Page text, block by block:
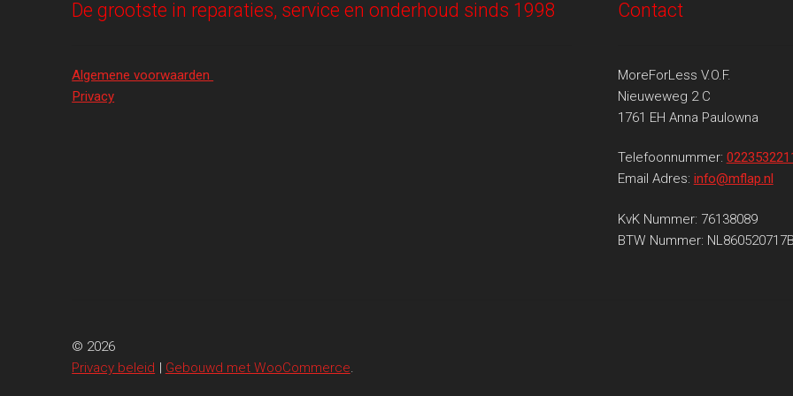
De grootste in reparaties, service en onderhoud sinds 1998
Algemene voorwaarden
Privacy
Contact
MoreForLess V.O.F.
Nieuweweg 2 C
1761 EH Anna Paulowna
Telefoonnummer:
Email Adres: info@mflap.nl
KvK Nummer: 76138089
BTW Nummer:
© 2026
Privacy beleid
Gebouwd met WooCommerce.